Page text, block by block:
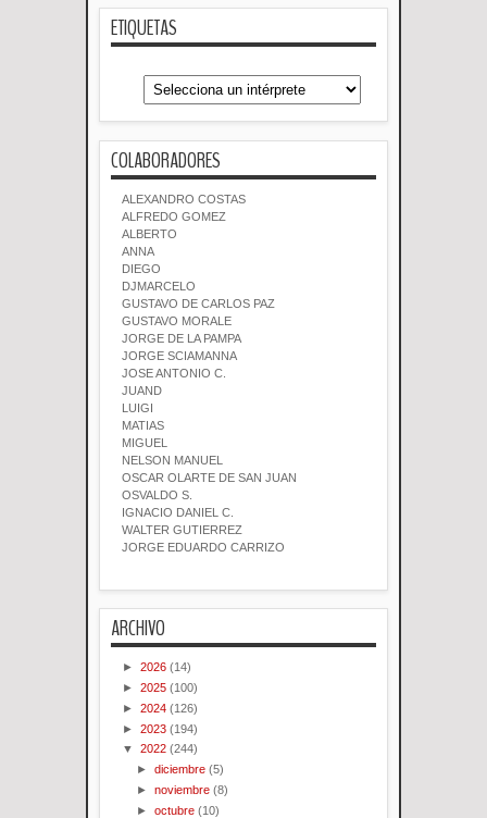
ETIQUETAS
COLABORADORES
ALEXANDRO COSTAS
ALFREDO GOMEZ
ALBERTO
ANNA
DIEGO
DJMARCELO
GUSTAVO DE CARLOS PAZ
GUSTAVO MORALE
JORGE DE LA PAMPA
JORGE SCIAMANNA
JOSE ANTONIO C.
JUAND
LUIGI
MATIAS
MIGUEL
NELSON MANUEL
OSCAR OLARTE DE SAN JUAN
OSVALDO S.
IGNACIO DANIEL C.
WALTER GUTIERREZ
JORGE EDUARDO CARRIZO
ARCHIVO
► 2026 (14)
► 2025 (100)
► 2024 (126)
► 2023 (194)
▼ 2022 (244)
►diciembre (5)
►noviembre (8)
►octubre (10)